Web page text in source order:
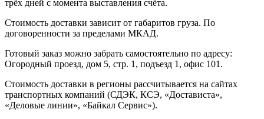
трёх дней с момента выставления счёта.
Стоимость доставки зависит от габаритов груза. По
договоренности за пределами МКАД.
Готовый заказ можно забрать самостоятельно по адресу:
Огородный проезд, дом 5, стр. 1, подъезд 1, офис 101.
Стоимость доставки в регионы рассчитывается на сайтах
транспортных компаний (СДЭК, КСЭ, «Достависта»,
«Деловые линии», «Байкал Сервис»).